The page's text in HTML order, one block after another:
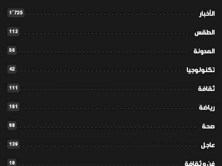
الأخبار 1٬725
الطقس 113
المدونة 56
تكنولوجيا 42
ثقافة 111
رياضة 181
صحة 68
عاجل 139
فن و ثقافة 18